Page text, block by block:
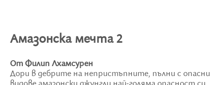
Амазонска мечта 2
От Филип Лхамсурен
Дори в дебрите на непристъпните, пълни с опасни